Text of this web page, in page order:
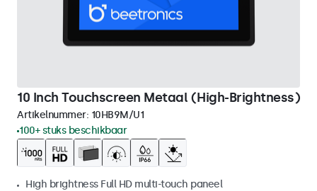
10 Inch Touchscreen Metaal (High-Brightness)
Artikelnummer: 10HB9M/U1
100+ stuks beschikbaar
High brightness Full HD multi-touch paneel